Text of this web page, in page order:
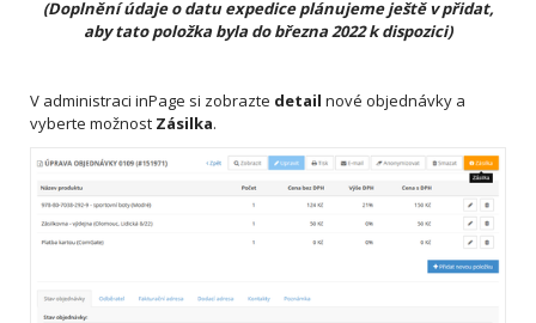
(Doplnění údaje o datu expedice plánujeme ještě v přidat,
aby tato položka byla do března 2022 k dispozici)
V administraci inPage si zobrazte detail nové objednávky a
vyberte možnost Zásilka.